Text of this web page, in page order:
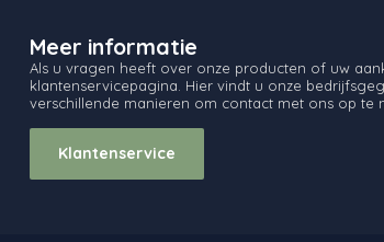
Meer informatie
Als u vragen heeft over onze producten of uw
klantenservicepagina. Hier vindt u onze
verschillende manieren om contact met ons op te
Klantenservice